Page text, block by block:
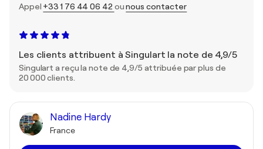
Appel +33 1 76 44 06 42 ounous contacter
Les clients attribuent à Singulart la note de 4,9/5
Singulart a reçu la note de 4,9/5 attribuée par plus de
20 000 clients.
Nadine Hardy
France